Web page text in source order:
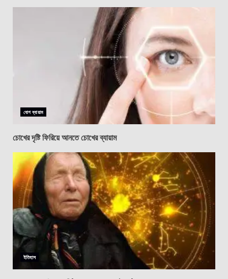
যোগ ব্যায়াম
চোখের দৃষ্টি ফিরিয়ে আনতে চোখের ব্যায়াম
ইতিহাস